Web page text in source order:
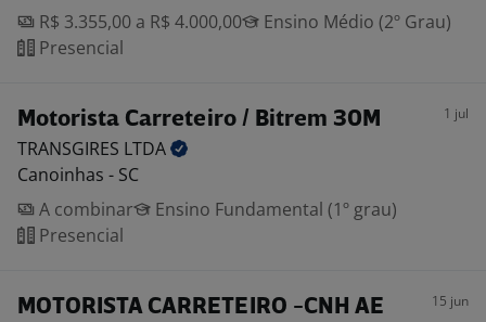
R$ 3.355,00 a R$ 4.000,00
Ensino Médio (2º Grau)
Presencial
Motorista Carreteiro / Bitrem 30M 1 jul
TRANSGIRES LTDA
Canoinhas - SC
A combinar
Ensino Fundamental (1º grau)
Presencial
MOTORISTA CARRETEIRO -CNH AE 15 jun